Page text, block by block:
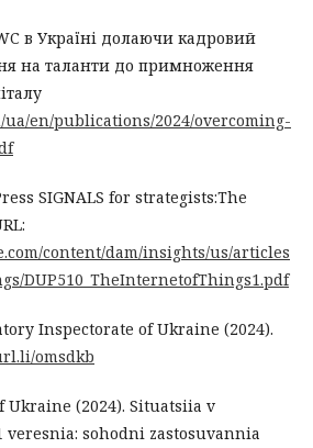
в Україні долаючи кадровий
на таланти до примноження
ua/en/publications/2024/overcoming-
SIGNALS for strategists:The
content/dam/insights/us/articles
DUP510_TheInternetofThings1.pdf
Inspectorate of Ukraine (2024).
omsdkb
(2024). Situatsiia v
veresnia: sohodni zastosuvannia